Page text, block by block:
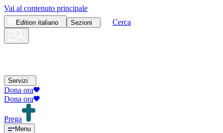
Vai al contenuto principale
Edition italiano Sezioni Cerca
Servizi
Dona ora
Dona ora
Prega
Menu